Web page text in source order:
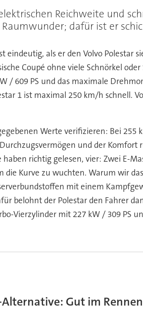
Reichweite und
dafür ist er
als er den Volvo Polestar
Coupé ohne viele Schnörkel
/ 609 PS und das maximale
1 ist maximal 250 km/h schnell.
Werte verifizieren: Bei 255
und der Komfort
richtig gelesen, vier: Zwei E-
Kurve zu wuchten. Warum wir
mit einem
belohnt der Polestar den Fahrer
Vierzylinder mit 227 kW / 309 PS
Alternative: Gut im Rennen